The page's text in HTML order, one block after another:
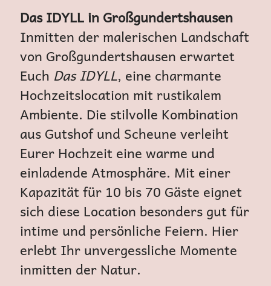
Das IDYLL in Großgundertshausen
Inmitten der malerischen Landschaft
von Großgundertshausen erwartet
Euch Das IDYLL, eine charmante
Hochzeitslocation mit rustikalem
Ambiente. Die stilvolle Kombination
aus Gutshof und Scheune verleiht
Eurer Hochzeit eine warme und
einladende Atmosphäre. Mit einer
Kapazität für 10 bis 70 Gäste eignet
sich diese Location besonders gut für
intime und persönliche Feiern. Hier
erlebt Ihr unvergessliche Momente
inmitten der Natur.